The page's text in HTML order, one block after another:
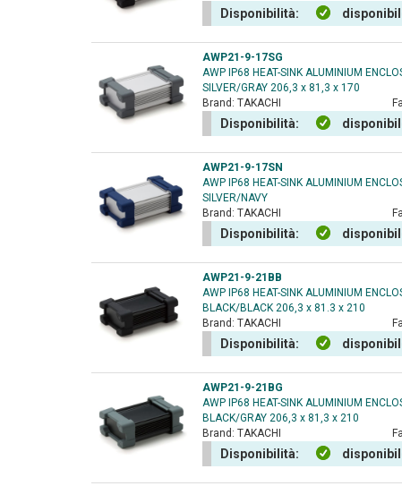
Disponibilità:
AWP21-9-17SG
AWP IP68 HEAT-SINK ALUMINIUM
SILVER/GRAY 206,3 x 81,3 x 170
Brand: TAKACHI
Disponibilità:
AWP21-9-17SN
AWP IP68 HEAT-SINK ALUMINIUM
SILVER/NAVY
Brand: TAKACHI
Disponibilità:
AWP21-9-21BB
AWP IP68 HEAT-SINK ALUMINIUM
BLACK/BLACK 206,3 x 81.3 x 210
Brand: TAKACHI
Disponibilità:
AWP21-9-21BG
AWP IP68 HEAT-SINK ALUMINIUM
BLACK/GRAY 206,3 x 81,3 x 210
Brand: TAKACHI
Disponibilità: